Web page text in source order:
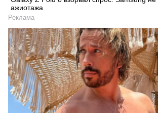
ажиотажа
Реклама